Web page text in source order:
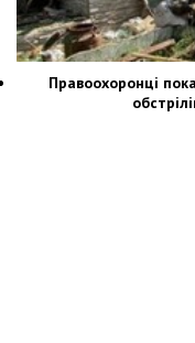
Правоохоронці